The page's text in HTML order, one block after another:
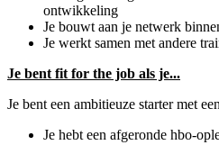
ontwikkeling
Je bouwt aan je netwerk
Je werkt samen met andere
Je bent fit for the job als je...
Je bent een ambitieuze starter met
Je hebt een afgeronde hbo-